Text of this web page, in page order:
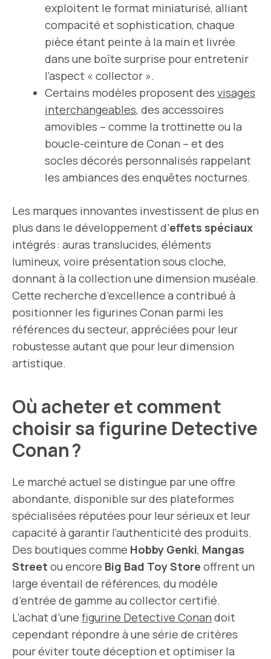
exploitent le format miniaturisé, alliant
compacité et sophistication, chaque
pièce étant peinte à la main et livrée
dans une boîte surprise pour entretenir
l’aspect « collector ».
Certains modèles proposent des visages
interchangeables, des accessoires
amovibles – comme la trottinette ou la
boucle-ceinture de Conan – et des
socles décorés personnalisés rappelant
les ambiances des enquêtes nocturnes.
Les marques innovantes investissent de plus en
plus dans le développement d’effets spéciaux
intégrés : auras translucides, éléments
lumineux, voire présentation sous cloche,
donnant à la collection une dimension muséale.
Cette recherche d’excellence a contribué à
positionner les figurines Conan parmi les
références du secteur, appréciées pour leur
robustesse autant que pour leur dimension
artistique.
Où acheter et comment
choisir sa figurine Detective
Conan ?
Le marché actuel se distingue par une offre
abondante, disponible sur des plateformes
spécialisées réputées pour leur sérieux et leur
capacité à garantir l’authenticité des produits.
Des boutiques comme Hobby Genki, Mangas
Street ou encore Big Bad Toy Store offrent un
large éventail de références, du modèle
d’entrée de gamme au collector certifié.
L’achat d’une figurine Detective Conan doit
cependant répondre à une série de critères
pour éviter toute déception et optimiser la